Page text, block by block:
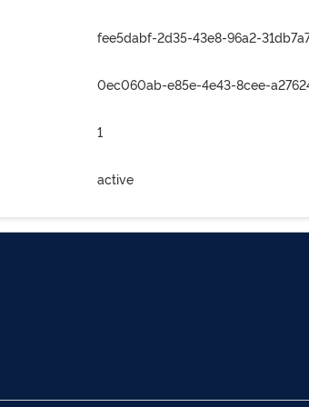
fee5dabf-2d35-43e8-96a2-
0ec060ab-e85e-4e43-8cee-
1
active